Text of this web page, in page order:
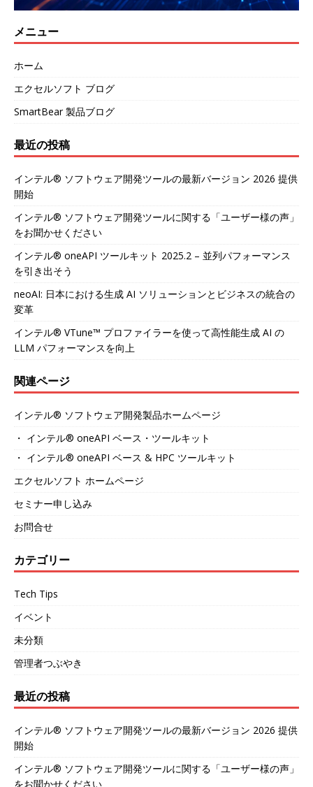
メニュー
ホーム
エクセルソフト ブログ
SmartBear 製品ブログ
最近の投稿
インテル® ソフトウェア開発ツールの最新バージョン 2026 提供
開始
インテル® ソフトウェア開発ツールに関する「ユーザー様の声」
をお聞かせください
インテル® oneAPI ツールキット 2025.2 – 並列パフォーマンス
を引き出そう
neoAI: 日本における生成 AI ソリューションとビジネスの統合の
変革
インテル® VTune™ プロファイラーを使って高性能生成 AI の
LLM パフォーマンスを向上
関連ページ
インテル® ソフトウェア開発製品ホームページ
・ インテル® oneAPI ベース・ツールキット
・ インテル® oneAPI ベース & HPC ツールキット
エクセルソフト ホームページ
セミナー申し込み
お問合せ
カテゴリー
Tech Tips
イベント
未分類
管理者つぶやき
最近の投稿
インテル® ソフトウェア開発ツールの最新バージョン 2026 提供
開始
インテル® ソフトウェア開発ツールに関する「ユーザー様の声」
をお聞かせください